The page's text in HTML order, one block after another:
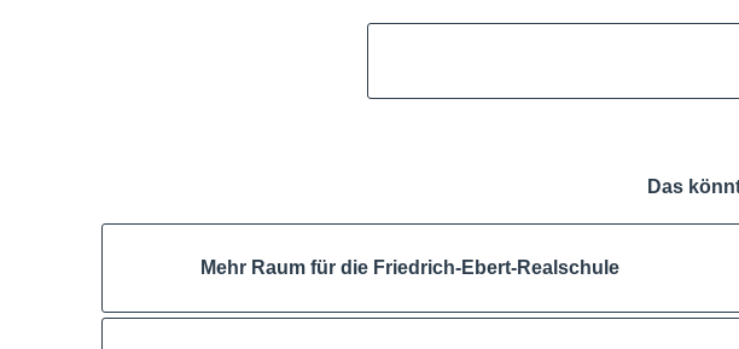
Das
Mehr Raum für die Friedrich-Ebert-Realschule